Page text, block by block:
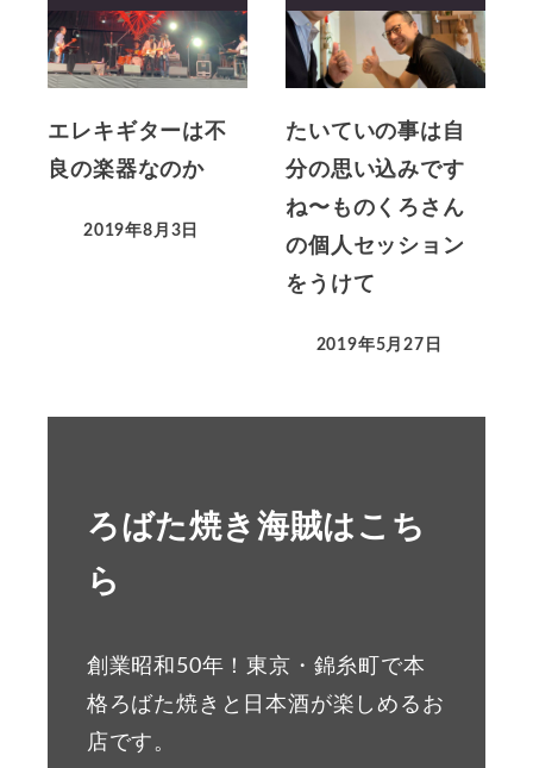
エレキギターは不
良の楽器なのか
2019年8月3日
たいていの事は自
分の思い込みです
ね〜ものくろさん
の個人セッション
をうけて
2019年5月27日
ろばた焼き海賊はこち
ら
創業昭和50年！東京・錦糸町で本
格ろばた焼きと日本酒が楽しめるお
店です。